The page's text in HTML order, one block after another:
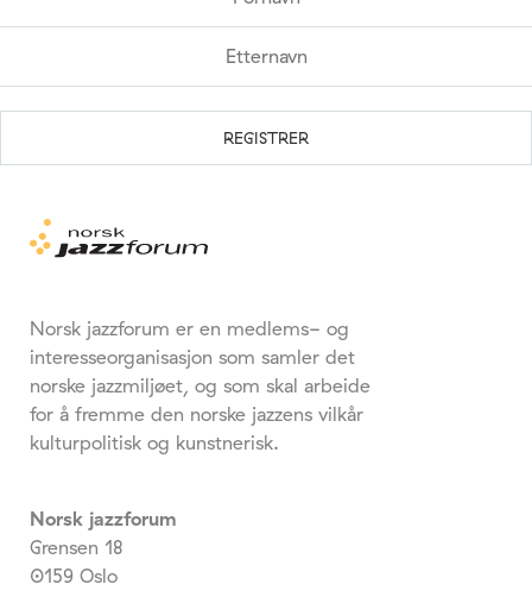
Norsk jazzforum er en medlems- og
interesseorganisasjon som samler det
norske jazzmiljøet, og som skal arbeide
for å fremme den norske jazzens vilkår
kulturpolitisk og kunstnerisk.
Norsk jazzforum
Grensen 18
0159 Oslo